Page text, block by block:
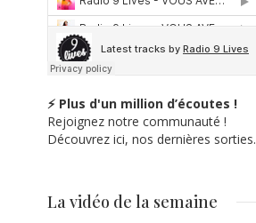
⚡ Plus d'un million d’écoutes !
Rejoignez notre communauté !
Découvrez ici, nos dernières sorties.
La vidéo de la semaine